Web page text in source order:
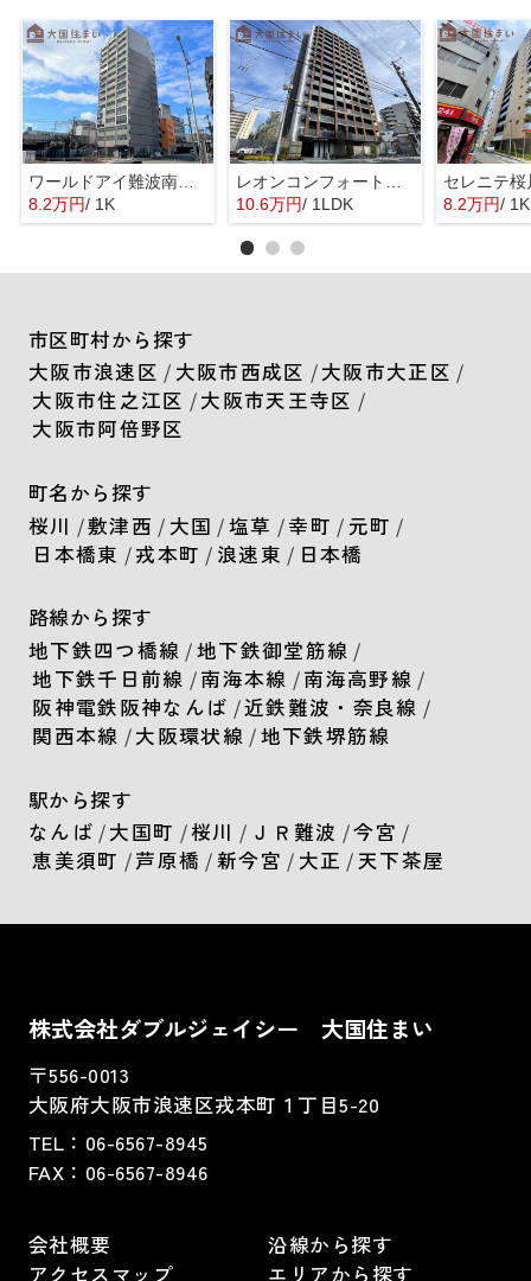
ワールドアイ難波南ポルタ
8.2万円/ 1K
10.6万円/ 1LDK 8.2万円/ 1K
市区町村から探す
大阪市浪速区 / 大阪市西成区 /大阪市大正区 /
大阪市住之江区 /大阪市天王寺区 /
大阪市阿倍野区
町名から探す
桜川 /敷津西 / 大国 /塩草 /幸町 / 元町 /
日本橋東 /戎本町 / 浪速東 / 日本橋
路線から探す
地下鉄四つ橋線 /地下鉄御堂筋線 /
地下鉄千日前線 /南海本線 /南海高野線 /
阪神電鉄阪神なんば /近鉄難波・奈良線 /
関西本線 /大阪環状線 /地下鉄堺筋線
駅から探す
なんば /大国町 /桜川 / ＪＲ難波 /今宮 /
恵美須町 /芦原橋 /新今宮 / 大正 /天下茶屋
株式会社ダブルジェイシー 大国住まい
〒556-0013
大阪府大阪市浪速区戎本町１丁目5-20
TEL： 06-6567-8945
FAX：06-6567-8946
会社概要
アクセスマップ
沿線から探す
エリアから探す